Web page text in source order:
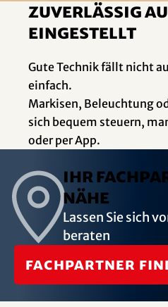
Zuverlässig
eingestellt
Gute Technik fällt nicht
einfach.
Markisen, Beleuchtung
sich bequem steuern,
oder per App.
Ihr
Nähe
Lassen Sie sich
beraten
Fachpartner